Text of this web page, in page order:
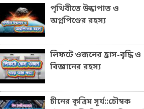
পৃথিবীতে উল্কাপাত ও
অগ্নপিণ্ডের রহস্য
লিফটে ওজনের হ্রাস-বৃদ্ধি ও
বিজ্ঞানের রহস্য
চীনের কৃত্রিম সূর্য::চৌম্বক